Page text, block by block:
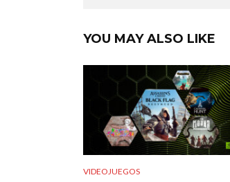
YOU MAY ALSO LIKE
VIDEOJUEGOS